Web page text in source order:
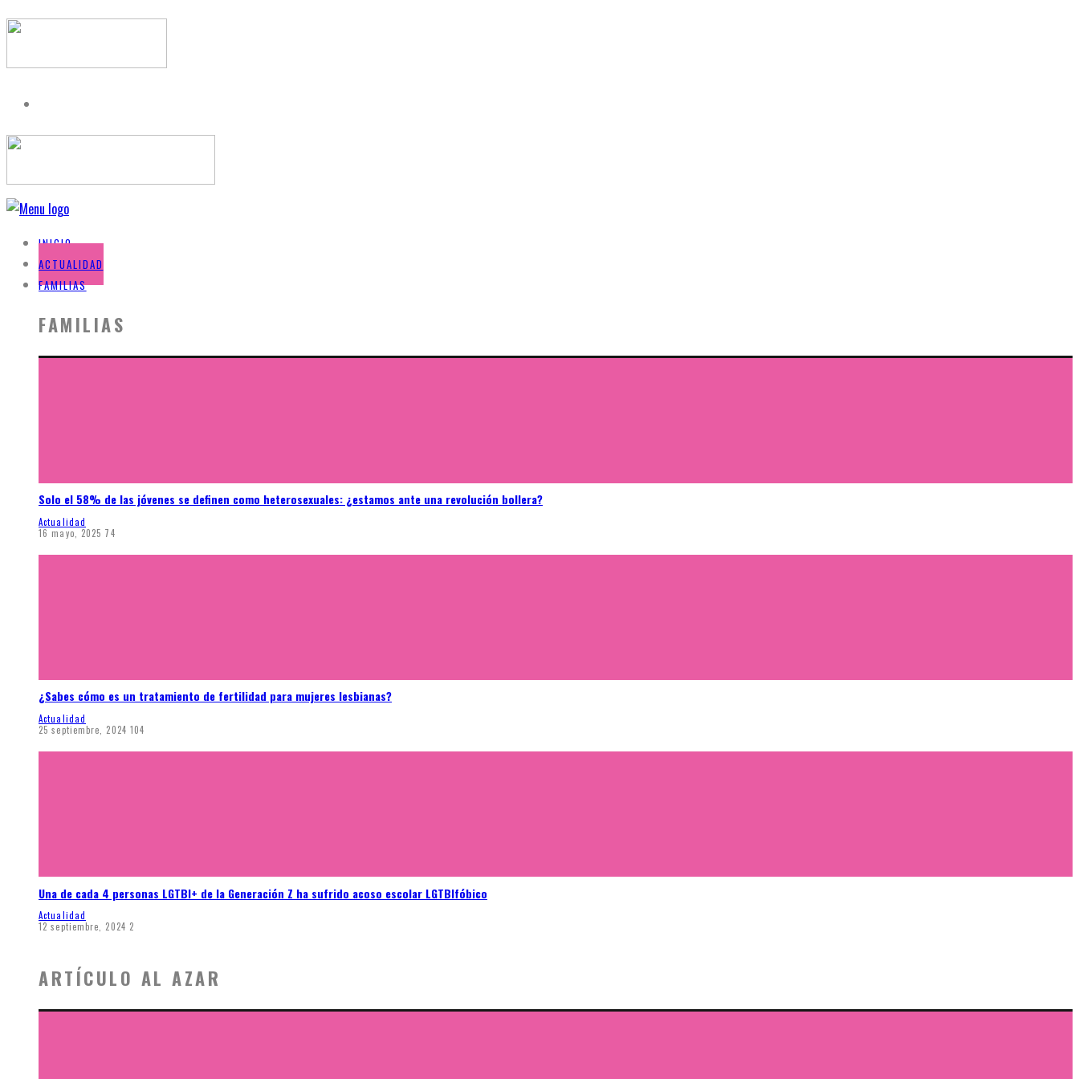
INICIO
ACTUALIDAD
FAMILIAS
FAMILIAS
Solo el 58% de las jóvenes se definen como heterosexuales: ¿estamos ante una revolución bollera?
Actualidad
16 mayo, 2025 74
¿Sabes cómo es un tratamiento de fertilidad para mujeres lesbianas?
Actualidad
25 septiembre, 2024 104
Una de cada 4 personas LGTBI+ de la Generación Z ha sufrido acoso escolar LGTBIfóbico
Actualidad
12 septiembre, 2024 2
ARTÍCULO AL AZAR